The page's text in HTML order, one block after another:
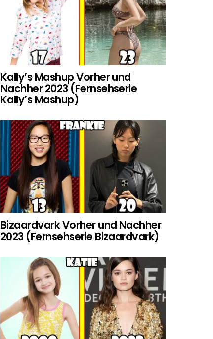
Kally’s Mashup Vorher und
Nachher 2023 (Fernsehserie
Kally’s Mashup)
Bizaardvark Vorher und Nachher
2023 (Fernsehserie Bizaardvark)